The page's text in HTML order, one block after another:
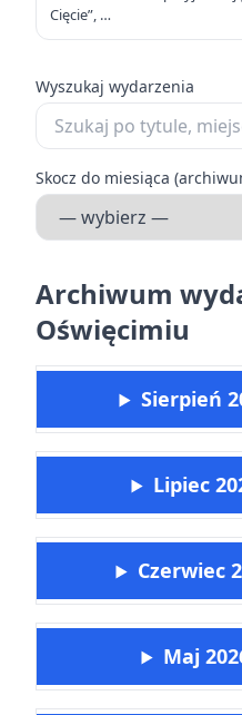
Cięcie”, …
Wyszukaj wydarzenia
Skocz do miesiąca
Archiwum
Oświęcimiu
Sierpień
Lipiec
Czerwiec
Maj